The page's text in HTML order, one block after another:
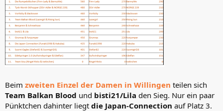
Beim zweiten Einzel der Damen in Willingen teilen sich
Team Balkan Blood und bisti21/Lila den Sieg. Nur ein paar
Pünktchen dahinter liegt die Japan-Connection auf Platz 3.